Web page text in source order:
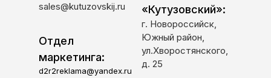
«Кутузовский»:
г. Новороссийск,
Южный район,
ул.Хворостянского,
д. 25
sales@kutuzovskij.ru
Отдел
маркетинга:
d2r2reklama@yandex.ru